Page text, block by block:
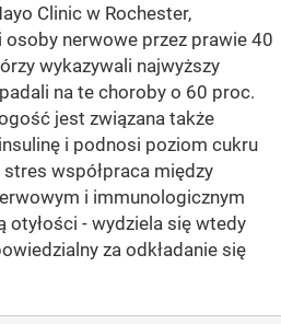
Clinic w Rochester,
nerwowe przez prawie 40
wykazywali najwyższy
na te choroby o 60 proc.
jest związana także
i podnosi poziom cukru
współpraca między
i immunologicznym
otyłości - wydziela się wtedy
za odkładanie się